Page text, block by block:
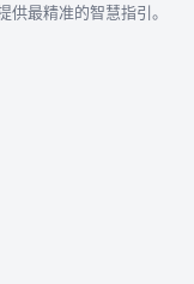
最精准的智慧指引。